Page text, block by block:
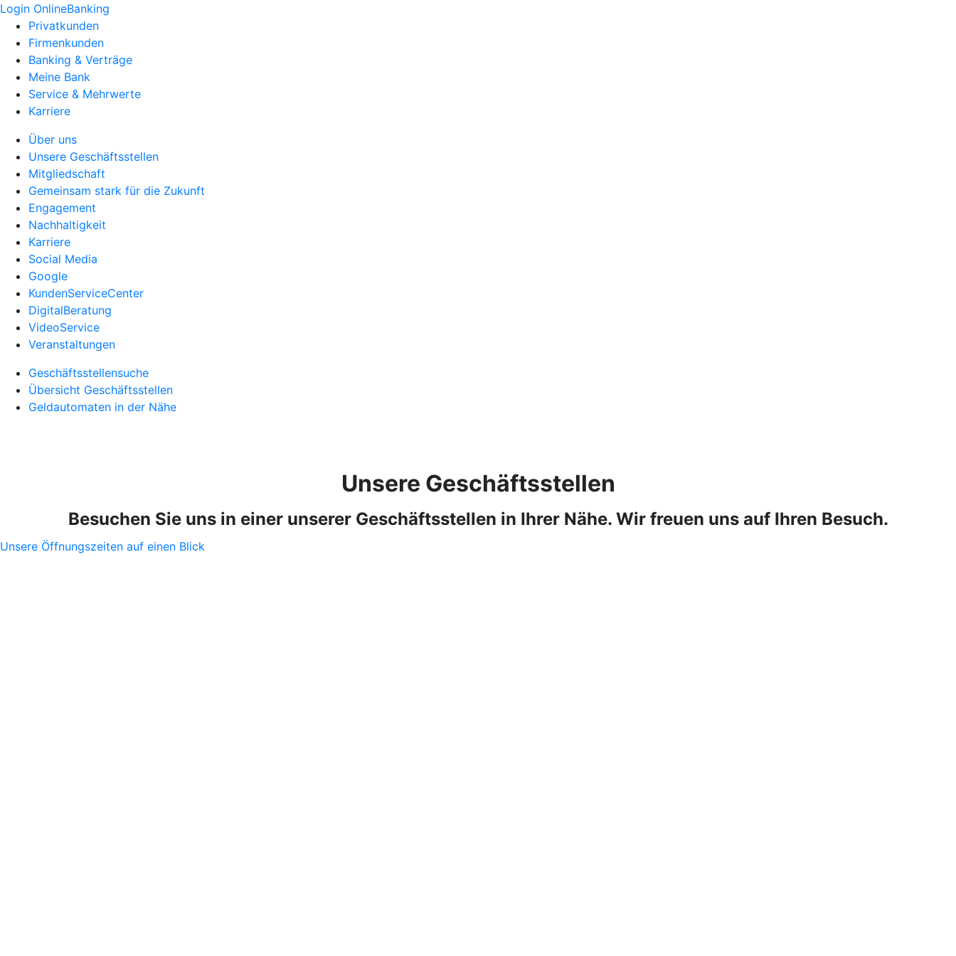
Login OnlineBanking
Privatkunden
Firmenkunden
Banking & Verträge
Meine Bank
Service & Mehrwerte
Karriere
Über uns
Unsere Geschäftsstellen
Mitgliedschaft
Gemeinsam stark für die Zukunft
Engagement
Nachhaltigkeit
Karriere
Social Media
Google
KundenServiceCenter
DigitalBeratung
VideoService
Veranstaltungen
Geschäftsstellensuche
Übersicht Geschäftsstellen
Geldautomaten in der Nähe
Unsere Geschäftsstellen
Besuchen Sie uns in einer unserer Geschäftsstellen in Ihrer Nähe. Wir freuen uns auf Ihren Besuch.
Unsere Öffnungszeiten auf einen Blick